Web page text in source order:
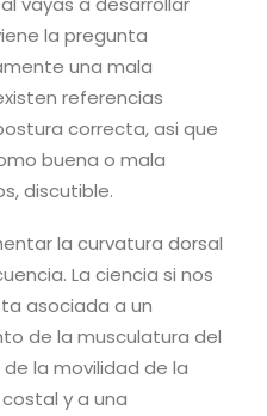
la pregunta
una mala
referencias
correcta, asi que
buena o mala
discutible.
la curvatura dorsal
La ciencia si nos
asociada a un
de la musculatura del
la movilidad de la
y a una